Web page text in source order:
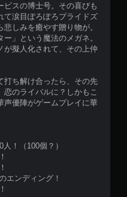
ビスの博士号。その喜びも
て涙目ぽろぽろプライドズ
しみを癒やす贈り物が。
」という魔法のメガネ。
が擬人化されて、その上仲
打ち解け合ったら、その先
のライバルに？しかもこ
声優陣がゲームプレイに華
！（100個？）
エンディング！